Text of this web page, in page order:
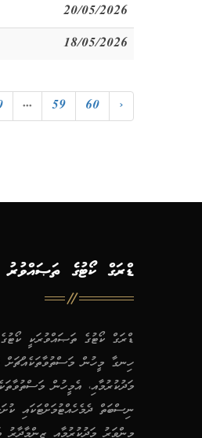
20/05/2026
18/05/2026
... 59 60 ›
ޑްރަގް ކޯޓުގެ ތަޞައްވުރު
ޑްރަގް ކޯޓުގެ ތަޞައްވުރަކީ
ހިނގާ މީހުން
މަދުކުރުމާއި، އެމީހުން
ނިސްބަތް ދެމެހެއްޓުމަށްޓަކައި
މިންވަރު މަދުކުރުމާއި ޒިންމާދާރު